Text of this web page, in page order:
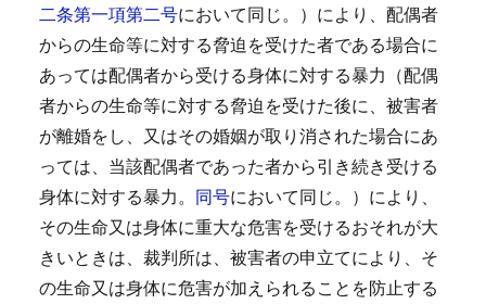
二条第一項第二号において同じ。）により、配偶者
からの生命等に対する脅迫を受けた者である場合に
あっては配偶者から受ける身体に対する暴力（配偶
者からの生命等に対する脅迫を受けた後に、被害者
が離婚をし、又はその婚姻が取り消された場合にあ
っては、当該配偶者であった者から引き続き受ける
身体に対する暴力。 同号において同じ。）により、
その生命又は身体に重大な危害を受けるおそれが大
きいときは、裁判所は、被害者の申立てにより、そ
の生命又は身体に危害が加えられることを防止する